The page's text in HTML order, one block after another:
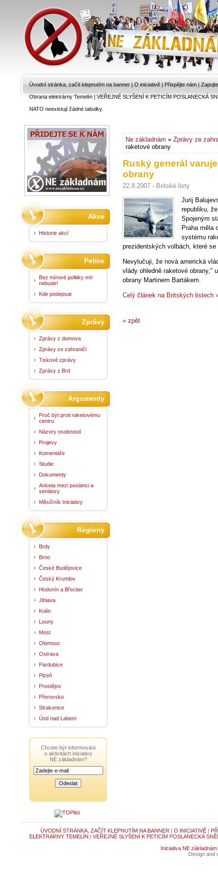
Úvodní stránka, začít klepnutím na banner | O iniciativě | Přispějte nám |
Obrana elektrárny Temelín|VEŘEJNÉ SLYŠENÍ K PETICÍM POSLANECKÁ
NATO neexistují žádné tabulky.
Ne základnám » Zprávy ze
raketové obrany
Ruský generál
obrany
22.8.2007 - Britské listy
Jurij
republiku,
Spojeným
Praha měla
systému
prezidentských volbách, které
Nevylučuji, že nová americká
vlády ohledně raketové obrany,"
obrany Martinem Bartákem.
Celý článek na Britských listech
« zpět
Akce
Historie akcí
Petice
Bez mírové politiky mír
nebude!
Kde podepsat
Zprávy
Zprávy z domova
Zprávy ze zahraničí
Tiskové zprávy
Zprávy z Brd
Argumenty
Proč být proti raketovému
centru
Názory osobností
Projevy
Komentáře
Studie
Dokumenty
Anketa mezi poslanci a
senátory
Měsíčník Iniciativy
Regiony
Brdy
Brno
České Budějovice
Český Krumlov
Hodonín a Břeclav
Jihlava
Kolín
Louny
Most
Olomouc
Ostrava
Pardubice
Plzeň
Prostějov
Přerovsko
Strakonice
Ústí nad Labem
Chcete být informováni
o aktivitách iniciativy
NE základnám?
ÚVODNÍ STRÁNKA, ZAČÍT KLEPNUTÍM NA BANNER | O INICIATIVĚ|
ELEKTRÁRNY TEMELÍN | VEŘEJNÉ SLYŠENÍ K PETICÍM POSLANECKÁ
Iniciativa NE základnám
Design and